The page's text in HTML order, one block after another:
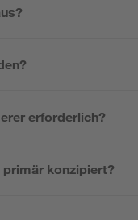
erforderlich?
konzipiert?